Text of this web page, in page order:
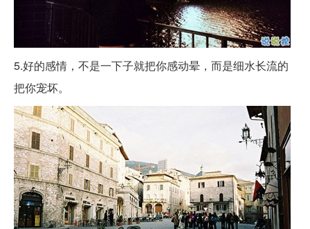
5.好的感情，不是一下子就把你感动晕，而是细水长流的
把你宠坏。 ​​